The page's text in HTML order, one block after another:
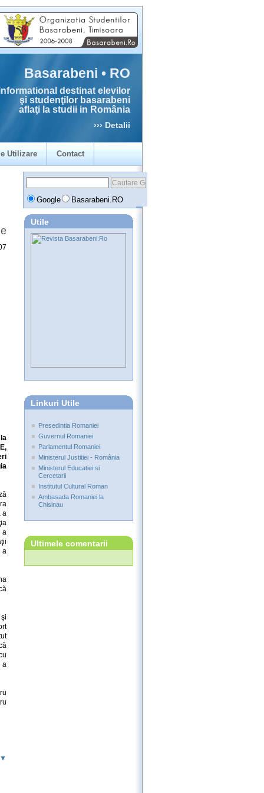
Basarabeni • RO
destinat elevilor
şi studenţilor basarabeni
aflaţi la studii in România
››› Detalii
Utilizare Contact
Google Basarabeni.RO
a
a
a
a
Utile
Linkuri Utile
Presedintia Romaniei
Guvernul Romaniei
Parlamentul Romaniei
Ministerul Justitiei - România
Ministerul Educatiei si
Cercetarii
Institutul Cultural Roman
Ambasada Romaniei la
Chisinau
Ultimele comentarii